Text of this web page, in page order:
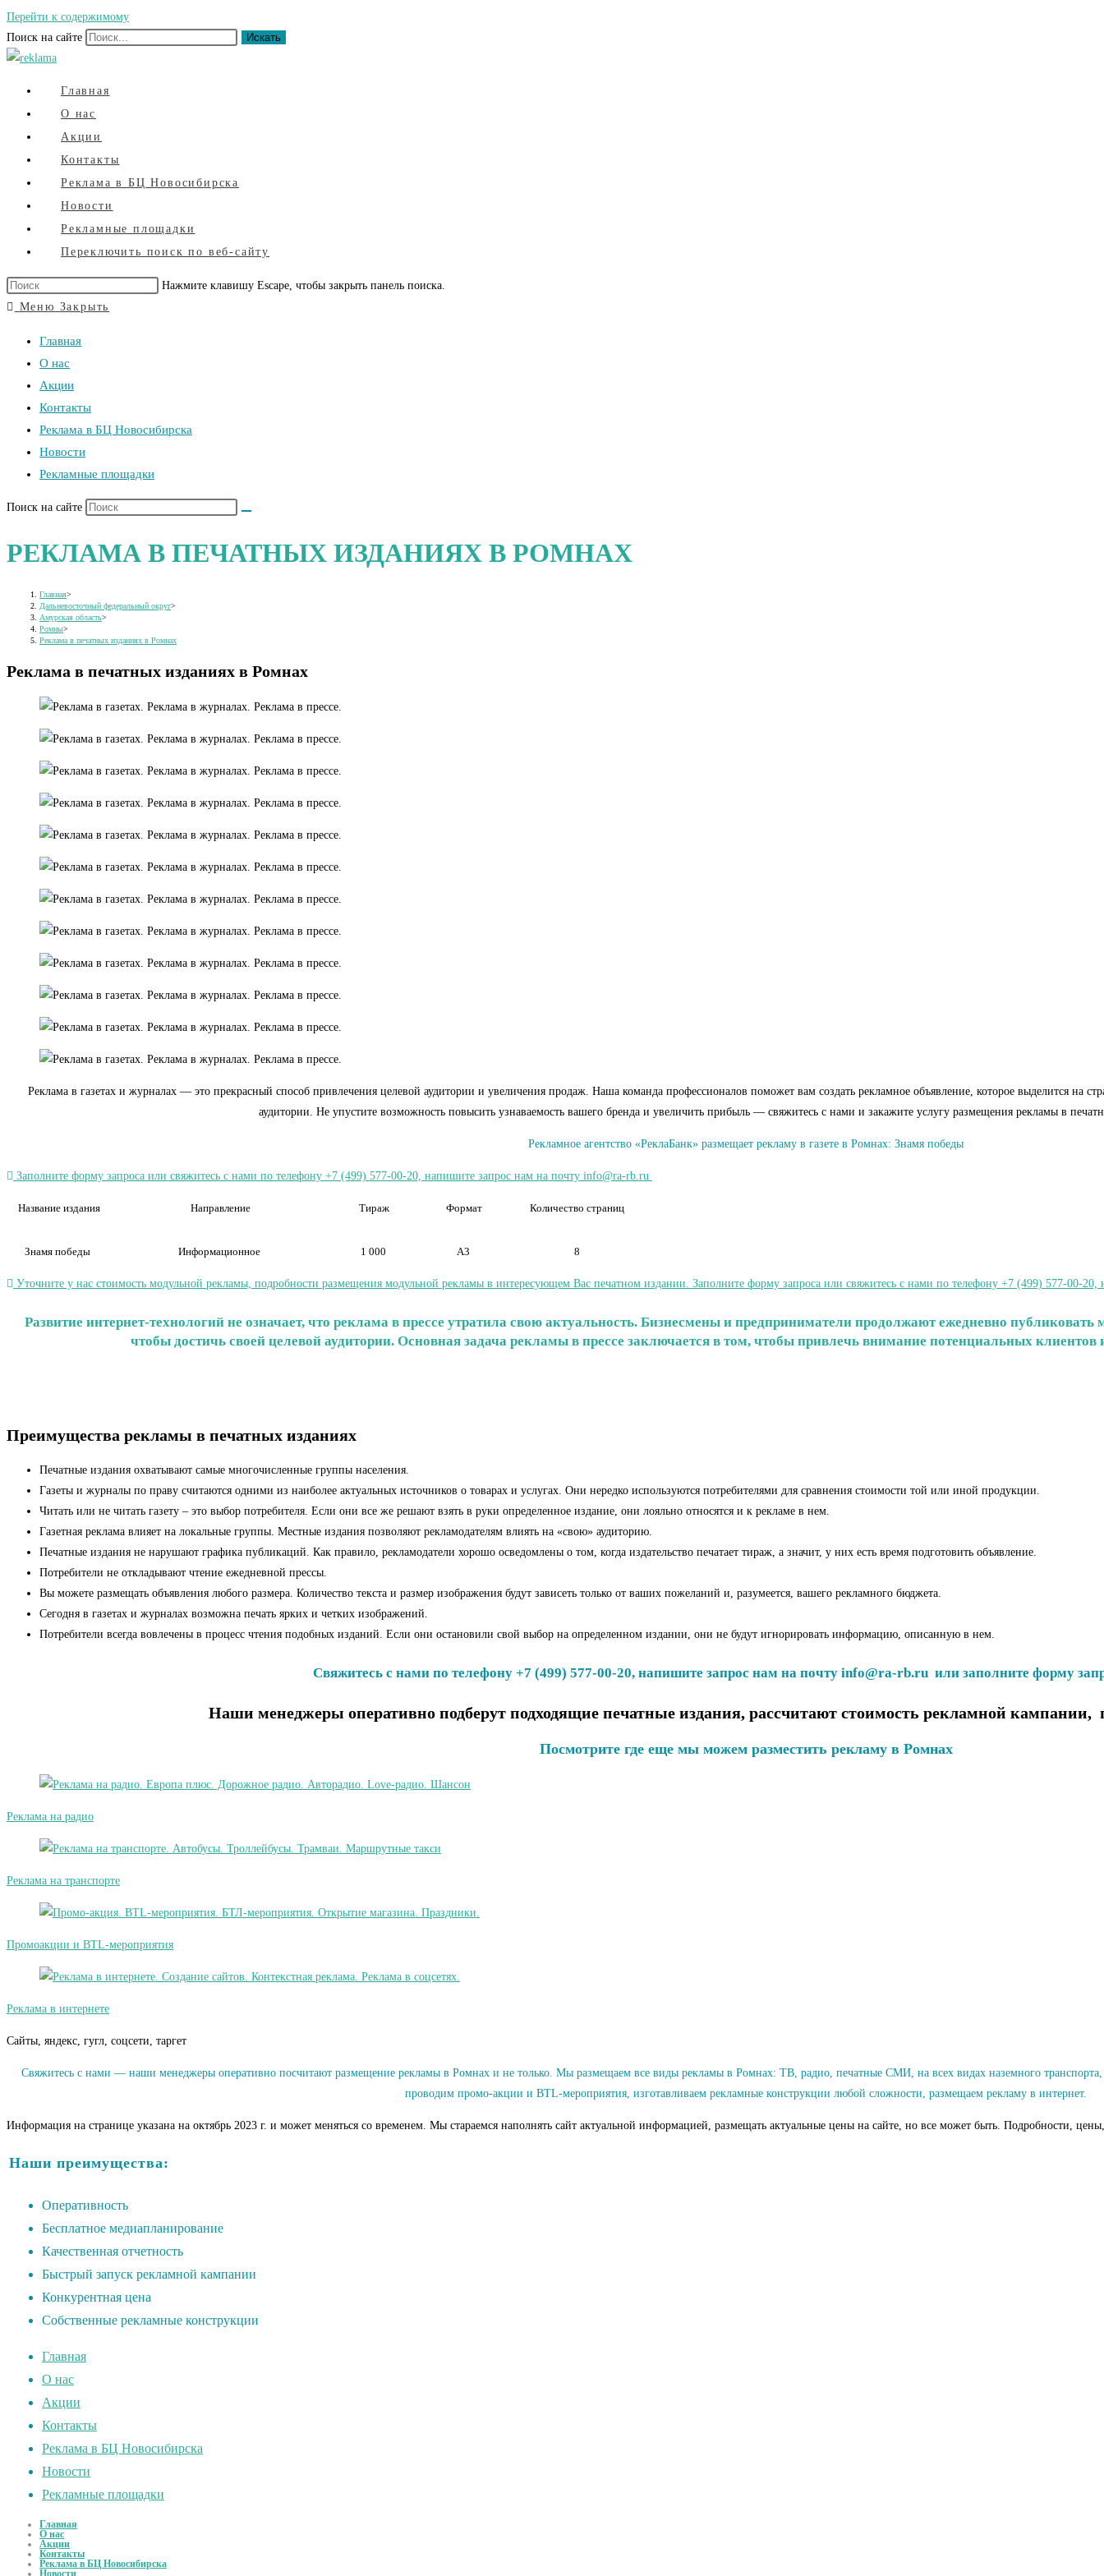
Перейти к содержимому
Поиск на сайте
Искать
Главная
О нас
Акции
Контакты
Реклама в БЦ Новосибирска
Новости
Рекламные площадки
Переключить поиск по веб-сайту
Нажмите клавишу Escape, чтобы закрыть панель поиска.
Меню Закрыть
Главная
О нас
Акции
Контакты
Реклама в БЦ Новосибирска
Новости
Рекламные площадки
Поиск на сайте
РЕКЛАМА В ПЕЧАТНЫХ ИЗДАНИЯХ В РОМНАХ
Главная>
Дальневосточный федеральный округ>
Амурская область>
Ромны>
Реклама в печатных изданиях в Ромнах
Реклама в печатных изданиях в Ромнах
Реклама в газетах и журналах — это прекрасный способ привлечения целевой аудитории и увеличения продаж. Наша команда профессионалов поможет вам создать рекламное объявление, которое выделится на
аудитории. Не упустите возможность повысить узнаваемость вашего бренда и увеличить прибыль — свяжитесь с нами и закажите услугу размещения рекламы в
Рекламное агентство «РеклаБанк» размещает рекламу в газете в Ромнах: Знамя победы
Заполните форму запроса или свяжитесь с нами по телефону +7 (499) 577-00-20, напишите запрос нам на почту info@ra-rb.ru
Название издания Направление Тираж Формат Количество страниц
Знамя победы Информационное 1 000 А3 8
Уточните у нас стоимость модульной рекламы, подробности размещения модульной рекламы в интересующем Вас печатном издании. Заполните форму запроса или свяжитесь с нами по телефону +7 (499) 577-00-
Развитие интернет-технологий не означает, что реклама в прессе утратила свою актуальность. Бизнесмены и предприниматели продолжают ежедневно
чтобы достичь своей целевой аудитории. Основная задача рекламы в прессе заключается в том, чтобы привлечь внимание потенциальных клиентов
Преимущества рекламы в печатных изданиях
Печатные издания охватывают самые многочисленные группы населения.
Газеты и журналы по праву считаются одними из наиболее актуальных источников о товарах и услугах. Они нередко используются потребителями для сравнения стоимости той или иной продукции.
Читать или не читать газету – это выбор потребителя. Если они все же решают взять в руки определенное издание, они лояльно относятся и к рекламе в нем.
Газетная реклама влияет на локальные группы. Местные издания позволяют рекламодателям влиять на «свою» аудиторию.
Печатные издания не нарушают графика публикаций. Как правило, рекламодатели хорошо осведомлены о том, когда издательство печатает тираж, а значит, у них есть время подготовить объявление.
Потребители не откладывают чтение ежедневной прессы.
Вы можете размещать объявления любого размера. Количество текста и размер изображения будут зависеть только от ваших пожеланий и, разумеется, вашего рекламного бюджета.
Сегодня в газетах и журналах возможна печать ярких и четких изображений.
Потребители всегда вовлечены в процесс чтения подобных изданий. Если они остановили свой выбор на определенном издании, они не будут игнорировать информацию, описанную в нем.
Свяжитесь с нами по телефону +7 (499) 577-00-20, напишите запрос нам на почту info@ra-rb.ru или заполните форму
Наши менеджеры оперативно подберут подходящие печатные издания, рассчитают стоимость рекламной кампании,
Посмотрите где еще мы можем разместить рекламу в Ромнах
Реклама на радио
Реклама на транспорте
Промоакции и BTL-мероприятия
Реклама в интернете
Сайты, яндекс, гугл, соцсети, таргет
Свяжитесь с нами — наши менеджеры оперативно посчитают размещение рекламы в Ромнах и не только. Мы размещаем все виды рекламы в Ромнах: ТВ, радио, печатные СМИ, на всех видах наземного
проводим промо-акции и BTL-мероприятия, изготавливаем рекламные конструкции любой сложности, размещаем рекламу в интернет.
Информация на странице указана на октябрь 2023 г. и может меняться со временем. Мы стараемся наполнять сайт актуальной информацией, размещать актуальные цены на сайте, но все может быть. Подробности,
Наши преимущества:
Оперативность
Бесплатное медиапланирование
Качественная отчетность
Быстрый запуск рекламной кампании
Конкурентная цена
Собственные рекламные конструкции
Главная
О нас
Акции
Контакты
Реклама в БЦ Новосибирска
Новости
Рекламные площадки
Главная
О нас
Акции
Контакты
Реклама в БЦ Новосибирска
Новости